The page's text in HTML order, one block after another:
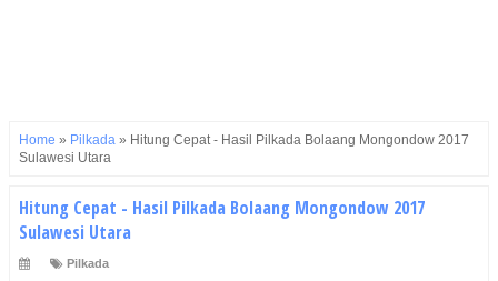
Home » Pilkada » Hitung Cepat - Hasil Pilkada Bolaang Mongondow 2017
Sulawesi Utara
Hitung Cepat - Hasil Pilkada Bolaang Mongondow 2017
Sulawesi Utara
Pilkada